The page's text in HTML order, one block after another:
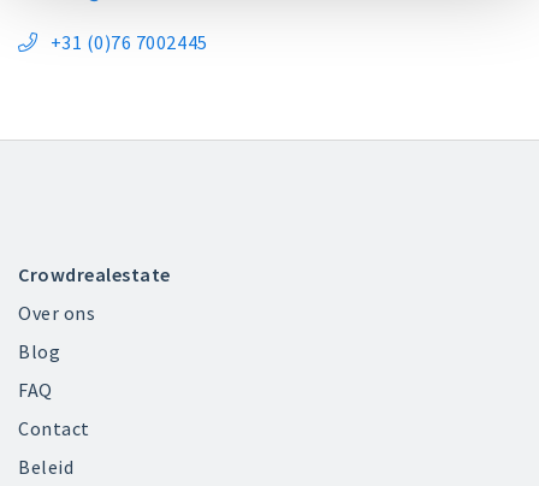
 +31 (0)76 7002445
Crowdrealestate
Over ons
Blog
FAQ
Contact
Beleid